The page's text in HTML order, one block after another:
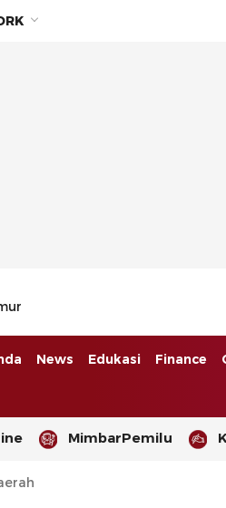
Indonesia Timur
News Edukasi Finance
MimbarPemilu